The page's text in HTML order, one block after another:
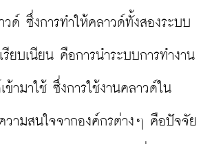
ด์ ซึ่งการทำให้คลาวด์ทั้งสองระบบ
รียบเนียน คือการนำระบบการทำงาน
ข้ามาใช้ ซึ่งการใช้งานคลาวด์ใน
วามสนใจจากองค์กรต่างๆ คือปัจจัย